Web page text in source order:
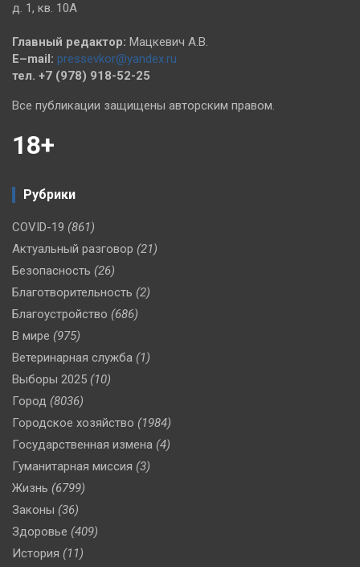
д. 1, кв. 10А
Главный редактор: Мацкевич А.В.
E–mail: pressevkor@yandex.ru
тел. +7 (978) 918-52-25
Все публикации защищены авторским правом.
18+
Рубрики
COVID-19 (861)
Актуальный разговор (21)
Безопасность (26)
Благотворительность (2)
Благоустройство (686)
В мире (975)
Ветеринарная служба (1)
Выборы 2025 (10)
Город (8036)
Городское хозяйство (1984)
Государственная измена (4)
Гуманитарная миссия (3)
Жизнь (6799)
Законы (36)
Здоровье (409)
История (11)